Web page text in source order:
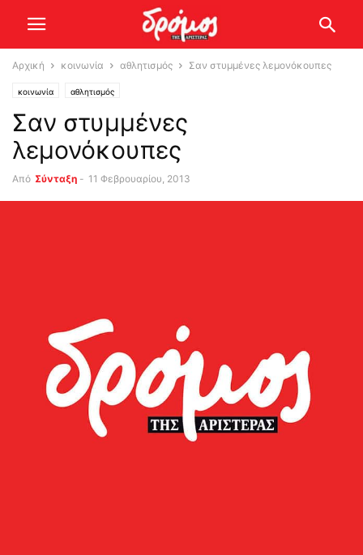
Αρχική κοινωνία αθλητισμός Σαν στυμμένες λεμονόκουπες
κοινωνία αθλητισμός
Σαν στυμμένες
λεμονόκουπες
Από Σύνταξη - 11 Φεβρουαρίου, 2013